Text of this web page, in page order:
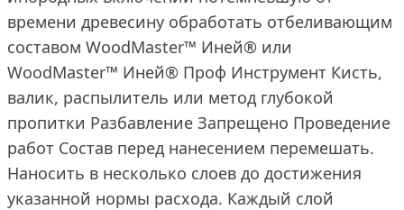
времени древесину обработать отбеливающим
составом WoodMaster™ Иней® или
WoodMaster™ Иней® Проф Инструмент Кисть,
валик, распылитель или метод глубокой
пропитки Разбавление Запрещено Проведение
работ Состав перед нанесением перемешать.
Наносить в несколько слоев до достижения
указанной нормы расхода. Каждый слой